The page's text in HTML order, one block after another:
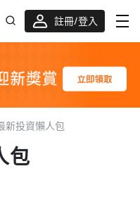
註冊/登入
迎新驚喜賞 股票/BTC等任你揀!
新投資懶人包
包